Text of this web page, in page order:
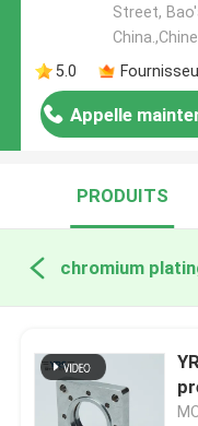
Street,
China.,Chine
5.0
Appelle
PRODUITS